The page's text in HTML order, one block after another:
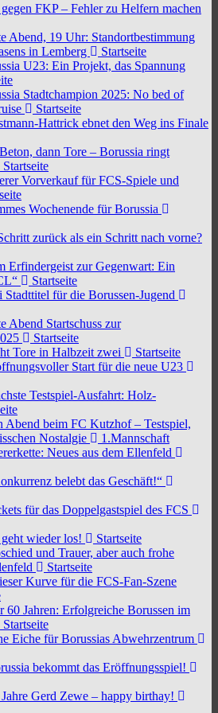
FKP – Fehler zu Helfern machen
Abend, 19 Uhr: Standortbestimmung
in Lemberg
Startseite
U23: Ein Projekt, das Spannung
Stadtchampion 2025: No bed of
Startseite
Hattrick ebnet den Weg ins Finale
dann Tore – Borussia ringt
Startseite
Vorverkauf für FCS-Spiele und
Wochenende für Borussia
zurück als ein Schritt nach vorne?
Erfindergeist zur Gegenwart: Ein
Startseite
Stadttitel für die Borussen-Jugend
Abend Startschuss zur
Startseite
Tore in Halbzeit zwei
Startseite
Start für die neue U23
Testspiel-Ausfahrt: Holz-
Abend beim FC Kutzhof – Testspiel,
Nostalgie
1.Mannschaft
Neues aus dem Ellenfeld
belebt das Geschäft!“
für das Doppelgastspiel des FCS
wieder los!
Startseite
und Trauer, aber auch frohe
Startseite
Kurve für die FCS-Fan-Szene
60 Jahren: Erfolgreiche Borussen im
Startseite
Eiche für Borussias Abwehrzentrum
bekommt das Eröffnungsspiel!
Gerd Zewe – happy birthay!